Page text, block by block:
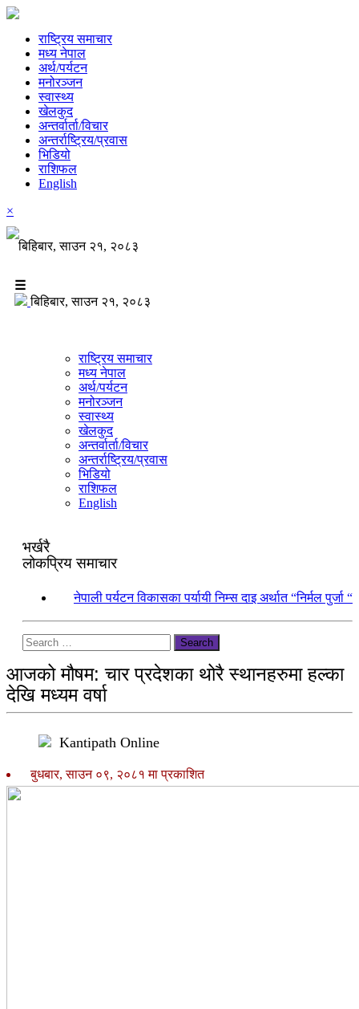
राष्ट्रिय समाचार
मध्य नेपाल
अर्थ/पर्यटन
मनोरञ्जन
स्वास्थ्य
खेलकुद
अन्तर्वार्ता/विचार
अन्तर्राष्ट्रिय/प्रवास
भिडियो
राशिफल
English
×
बिहिबार, साउन २१, २०८३
☰
बिहिबार, साउन २१, २०८३
राष्ट्रिय समाचार
मध्य नेपाल
अर्थ/पर्यटन
मनोरञ्जन
स्वास्थ्य
खेलकुद
अन्तर्वार्ता/विचार
अन्तर्राष्ट्रिय/प्रवास
भिडियो
राशिफल
English
भर्खरै
लोकप्रिय समाचार
नेपाली पर्यटन विकासका पर्यायी निम्स दाइ अर्थात “निर्मल पुर्जा “
Search
आजको मौषम: चार प्रदेशका थोरै स्थानहरुमा हल्का
देखि मध्यम वर्षा
Kantipath Online
बुधबार, साउन ०९, २०८१ मा प्रकाशित